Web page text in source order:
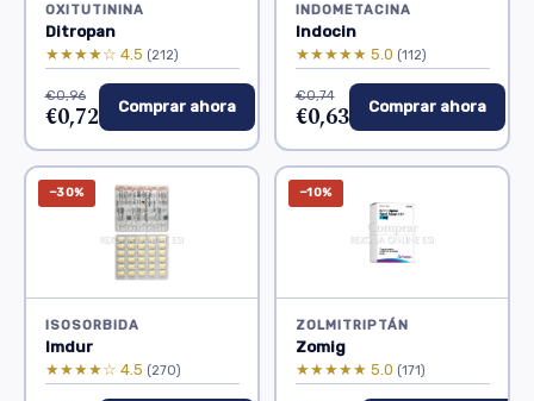
OXITUTININA
Ditropan
★★★★☆ 4.5 (212)
€0,96
€0,72 Comprar ahora
INDOMETACINA
Indocin
★★★★★ 5.0 (112)
€0,74
€0,63 Comprar ahora
−30%
ISOSORBIDA
Imdur
★★★★☆ 4.5 (270)
−10%
ZOLMITRIPTÁN
Zomig
★★★★★ 5.0 (171)